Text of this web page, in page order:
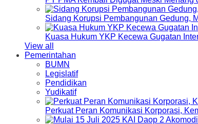
Sidang Korupsi Pembangunan Gedung,
Kuasa Hukum YKP Kecewa Gugatan
View all
Pemerintahan
BUMN
Legislatif
Pendidikan
Yudikatif
Perkuat Peran Komunikasi Korporasi,